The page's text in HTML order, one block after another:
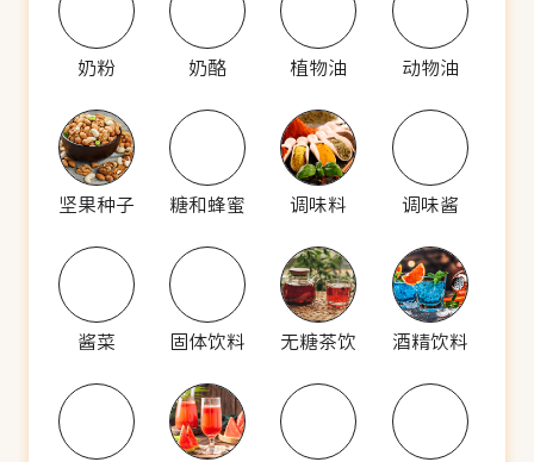
奶粉 奶酪 植物油 动物油
坚果种子 糖和蜂蜜 调味料 调味酱
酱菜 固体饮料 无糖茶饮 酒精饮料